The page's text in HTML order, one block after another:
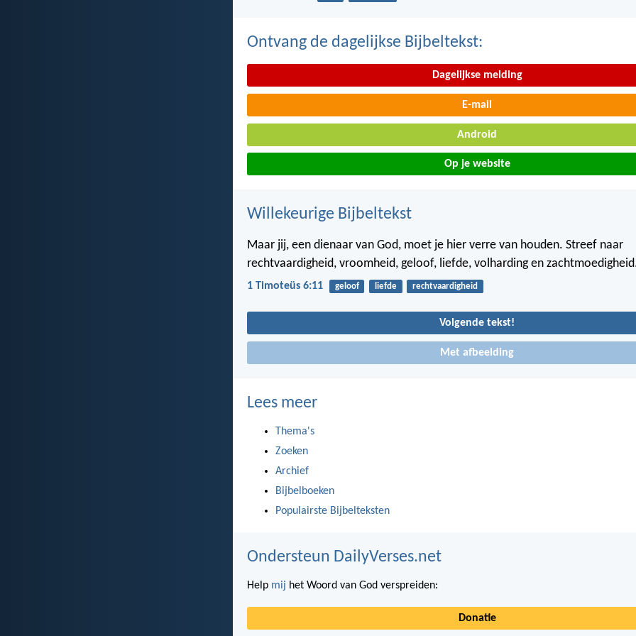
Ontvang de dagelijkse Bijbeltekst:
Dagelijkse melding
E-mail
Android
Op je website
Willekeurige Bijbeltekst
Maar jij, een dienaar van God, moet je hier verre van houden. Streef naar
rechtvaardigheid, vroomheid, geloof, liefde, volharding en
1 Timoteüs 6:11 geloof liefde rechtvaardigheid
Volgende tekst!
Met afbeelding
Lees meer
Thema's
Zoeken
Archief
Bijbelboeken
Populairste Bijbelteksten
Ondersteun DailyVerses.net
Help mij het Woord van God verspreiden:
Donatie